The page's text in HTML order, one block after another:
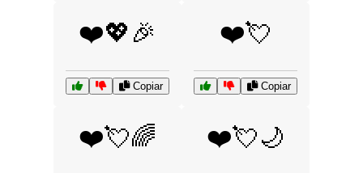
❤️💖🎉
Copiar
❤️💘
Copiar
❤️💘🌈 ❤️💘🌙